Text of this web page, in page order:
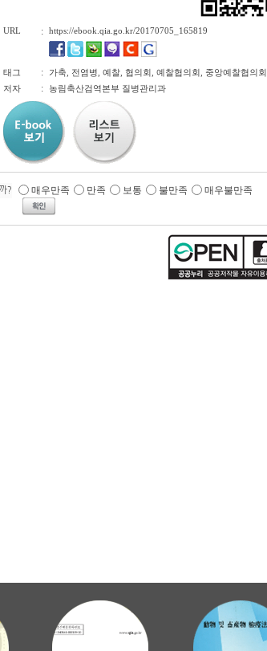
URL : https://ebook.qia.go.kr/20170705_165819
태그 :
가축, 전염병, 예찰, 협의회, 예찰협의회, 중앙예찰협의회
저자
: 농림축산검역본부 질병관리과
매우만족 만족 보통 불만족 매우불만족